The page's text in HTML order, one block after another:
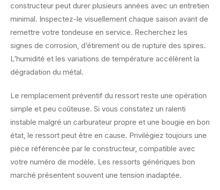
constructeur peut durer plusieurs années avec un entretien
minimal. Inspectez-le visuellement chaque saison avant de
remettre votre tondeuse en service. Recherchez les
signes de corrosion, d’étirement ou de rupture des spires.
L’humidité et les variations de température accélèrent la
dégradation du métal.
Le remplacement préventif du ressort reste une opération
simple et peu coûteuse. Si vous constatez un ralenti
instable malgré un carburateur propre et une bougie en bon
état, le ressort peut être en cause. Privilégiez toujours une
pièce référencée par le constructeur, compatible avec
votre numéro de modèle. Les ressorts génériques bon
marché présentent souvent une tension inadaptée.